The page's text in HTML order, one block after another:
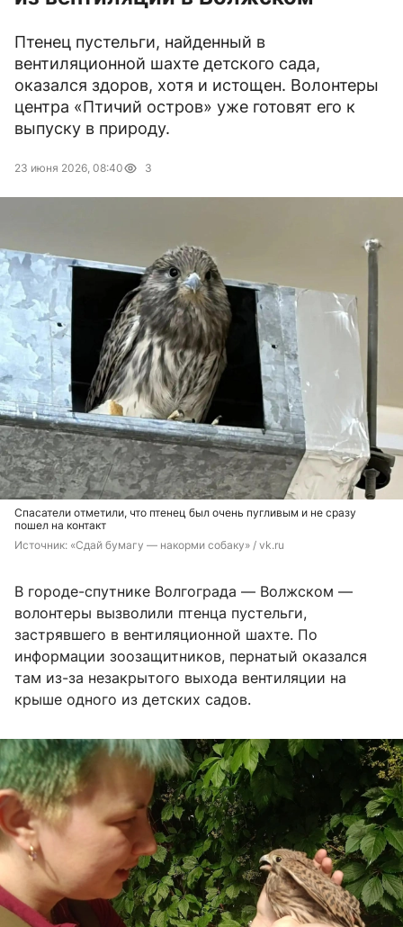
Птенец пустельги, найденный в
вентиляционной шахте детского сада,
оказался здоров, хотя и истощен. Волонтеры
центра «Птичий остров» уже готовят его к
выпуску в природу.
23 июня 2026, 08:40 3
Спасатели отметили, что птенец был очень пугливым и не сразу
пошел на контакт
Источник: «Сдай бумагу — накорми собаку» / vk.ru
В городе-спутнике Волгограда — Волжском —
волонтеры вызволили птенца пустельги,
застрявшего в вентиляционной шахте. По
информации зоозащитников, пернатый оказался
там из-за незакрытого выхода вентиляции на
крыше одного из детских садов.